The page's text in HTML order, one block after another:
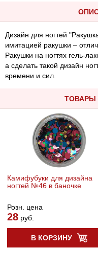
Дизайн для ногтей
имитацией ракушки –
Ракушки на ногтях гель-
а сделать такой дизайн
времени и сил.
ТОВАРЫ
Камифубуки для дизайна
ногтей №46 в баночке
Розн. цена
28руб.
В КОРЗИНУ